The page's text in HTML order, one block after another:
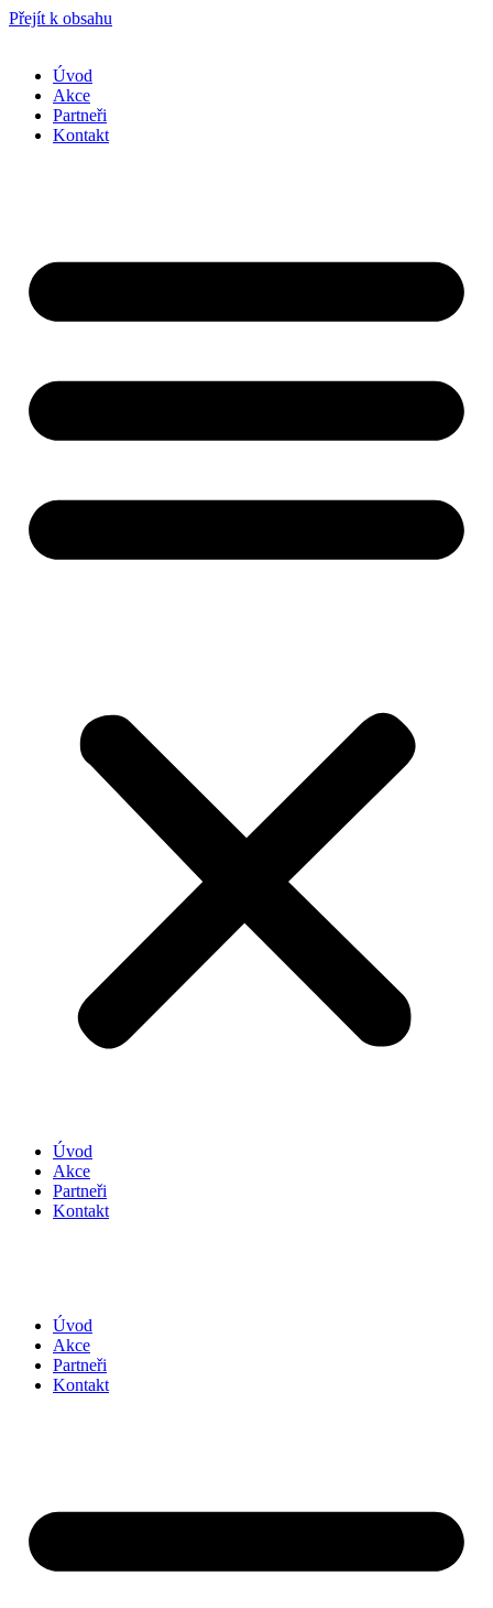
Přejít k obsahu
Úvod
Akce
Partneři
Kontakt
Úvod
Akce
Partneři
Kontakt
Úvod
Akce
Partneři
Kontakt